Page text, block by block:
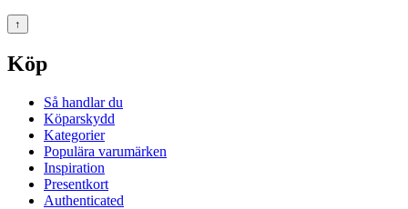
↑
Köp
Så handlar du
Köparskydd
Kategorier
Populära varumärken
Inspiration
Presentkort
Authenticated